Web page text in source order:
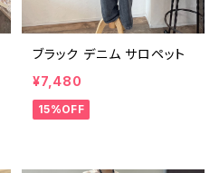
ブラック デニム サロペット
¥7,480
15%OFF